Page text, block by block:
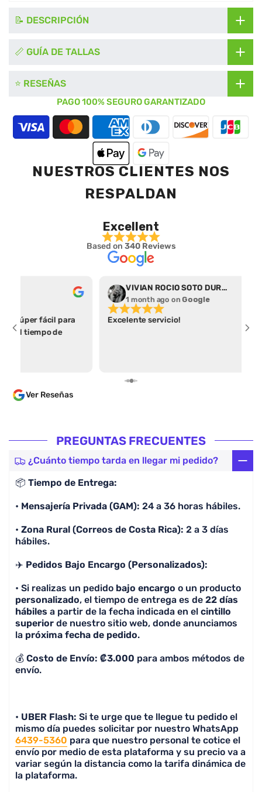
📝 DESCRIPCIÓN
📏 GUÍA DE TALLAS
⭐ RESEÑAS
PAGO 100% SEGURO GARANTIZADO
NUESTROS CLIENTES NOS
RESPALDAN
Excellent
Based on 340 Reviews
VIVIAN ROCIO SOTO DURAN
on Google
Excelente servicio!
por
lo más
Ver Reseñas
PREGUNTAS FRECUENTES
¿Cuánto tiempo tarda en llegar mi pedido?
📦 Tiempo de Entrega:
• Mensajería Privada (GAM): 24 a 36 horas hábiles.
• Zona Rural (Correos de Costa Rica): 2 a 3 días
hábiles.
✈️ Pedidos Bajo Encargo (Personalizados):
• Si realizas un pedido bajo encargo o un producto
personalizado, el tiempo de entrega es de 22 días
hábiles a partir de la fecha indicada en el cintillo
superior de nuestro sitio web, donde anunciamos
la próxima fecha de pedido.
💰 Costo de Envío: ₡3.000 para ambos métodos de
envío.
• UBER Flash: Si te urge que te llegue tu pedido el
mismo día puedes solicitar por nuestro WhatsApp
6439-5360 para que nuestro personal te cotice el
envío por medio de esta plataforma y su precio va a
variar según la distancia como la tarifa dinámica de
la plataforma.